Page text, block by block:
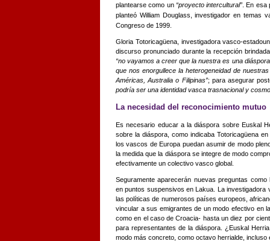
plantearse como un “proyecto intercultural” . En
planteó William Douglass, investigador en temas
Congreso de 1999.
Gloria Totoricagüena, investigadora vasco-
discurso pronunciado durante la recepción
“no vayamos a creer que la nuestra es una
que nos enorgullece la heterogeneidad de
Américas, Australia o Filipinas”; para asegurar
podría ser una identidad vasca trasnacional y
La necesidad del reconocimiento mutuo
Es necesario educar a la diáspora sobre Euskal
sobre la diáspora, como indicaba Totoricagüena
los vascos de Europa puedan asumir de modo
la medida que la diáspora se integre de modo
efectivamente un colectivo vasco global.
Seguramente aparecerán nuevas preguntas
en puntos suspensivos en Lakua. La
las políticas de numerosos países europeos,
vincular a sus emigrantes de un modo efectivo en
como en el caso de Croacia- hasta un diez por
para representantes de la diáspora. ¿Euskal
modo más concreto, como octavo herrialde, incluso